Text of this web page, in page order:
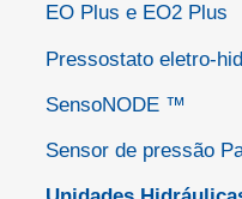
EO Plus e EO2 Plus
Pressostato eletro-
SensoNODE ™
Sensor de pressão